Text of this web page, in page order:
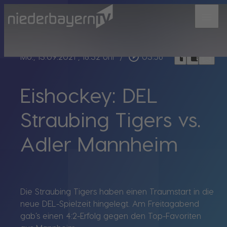
Mo., 13.09.2021, 18:32 Uhr / play_circle_outline 03:56 headphoneschrome_reader_modebookmark_border
Eishockey: DEL
Straubing Tigers vs.
Adler Mannheim
Die Straubing Tigers haben einen Traumstart in die
neue DEL-Spielzeit hingelegt. Am Freitagabend
gab’s einen 4:2-Erfolg gegen den Top-Favoriten